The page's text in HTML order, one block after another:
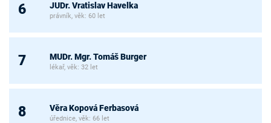
6 JUDr. Vratislav Havelka
právník, věk: 60 let
7 MUDr. Mgr. Tomáš Burger
lékař, věk: 32 let
8 Věra Kopová Ferbasová
úřednice, věk: 66 let